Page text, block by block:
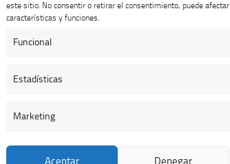
este sitio. No consentir o retirar el consentimiento, puede
características y funciones.
Funcional
Estadísticas
Marketing
Aceptar Denegar